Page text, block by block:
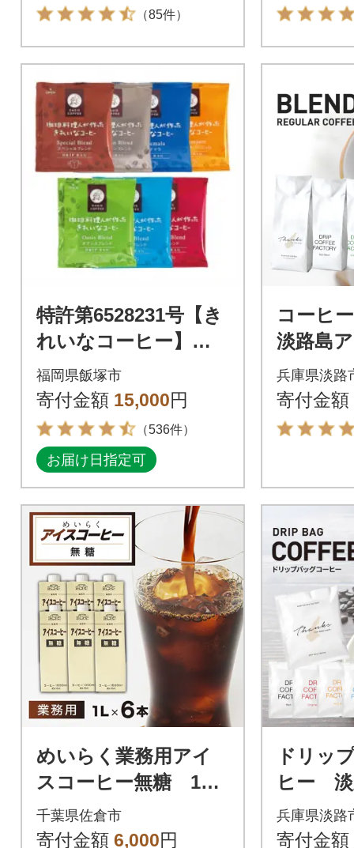
（85件）
特許第6528231号【き
れいなコーヒー】ド
リップバッグ7種セッ
ト(合計105袋)
福岡県飯塚市
寄付金額 15,000円
（536件）
お届け日指定可
コーヒ
淡路島
ト 3種
4袋)
兵庫県淡路
寄付金額
めいらく業務用アイ
スコーヒー無糖 1L×
6本
千葉県佐倉市
寄付金額 6,000円
ドリッ
ヒー 淡
セッ
飲み比
兵庫県淡路
寄付金額